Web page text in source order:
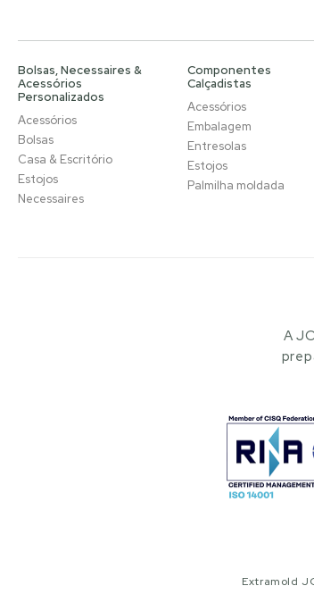
Bolsas, Necessaires &
Acessórios
Personalizados
Acessórios
Bolsas
Casa & Escritório
Estojos
Necessaires
Componentes
Calçadistas
Acessórios
Embalagem
Entresolas
Estojos
Palmilha moldada
A
Extramold